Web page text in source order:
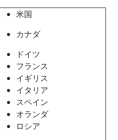
米国
カナダ
ドイツ
フランス
イギリス
イタリア
スペイン
オランダ
ロシア